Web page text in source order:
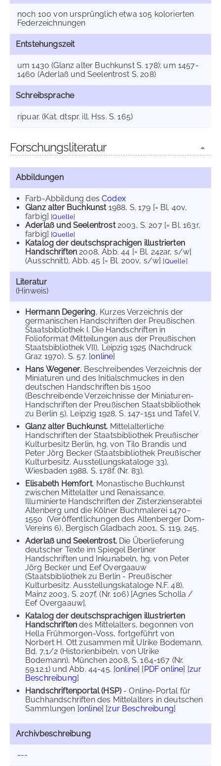
noch 100 von ursprünglich etwa 105 kolorierten
Federzeichnungen
Entstehungszeit
um 1430 (Glanz alter Buchkunst S. 178); um 1457-
1460 (Aderlaß und Seelentrost S. 208)
Schreibsprache
ripuar. (Kat. dtspr. ill. Hss. S. 165)
Forschungsliteratur
Abbildungen
Farb-Abbildung desCodex
Glanz alter Buchkunst1988, S. 179 [= Bl. 40v,
farbig] [Quelle]
Aderlaß und Seelentrost2003, S. 207 [= Bl. 163r,
farbig] [Quelle]
Katalog der deutschsprachigen illustrierten
Handschriften 2008, Abb. 44 [= Bl. 242ar, s/w]
(Ausschnitt), Abb. 45 [= Bl. 200v, s/w] [Quelle]
Literatur
(Hinweis)
Hermann Degering, Kurzes Verzeichnis der
germanischen Handschriften der Preußischen
Staatsbibliothek I. Die Handschriften in
Folioformat (Mitteilungen aus der Preußischen
Staatsbibliothek VII), Leipzig 1925 (Nachdruck
Graz 1970), S. 57. [online]
Hans Wegener, Beschreibendes Verzeichnis der
Miniaturen und des Initialschmuckes in den
deutschen Handschriften bis 1500
(Beschreibende Verzeichnisse der Miniaturen-
Handschriften der Preußischen Staatsbibliothek
zu Berlin 5), Leipzig 1928, S. 147-151 und Tafel V.
Glanz alter Buchkunst. Mittelalterliche
Handschriften der Staatsbibliothek Preußischer
Kulturbesitz Berlin, hg. von Tilo Brandis und
Peter Jörg Becker (Staatsbibliothek Preußischer
Kulturbesitz. Ausstellungskataloge 33),
Wiesbaden 1988, S. 178f. (Nr. 83).
Elisabeth Hemfort, Monastische Buchkunst
zwischen Mittelalter und Renaissance.
Illuminierte Handschriften der Zisterzienserabtei
Altenberg und die Kölner Buchmalerei 1470-
1550 (Veröffentlichungen des Altenberger Dom-
Vereins 6), Bergisch Gladbach 2001, S. 119, 245.
Aderlaß und Seelentrost.Die Überlieferung
deutscher Texte im Spiegel Berliner
Handschriften und Inkunabeln, hg. von Peter
Jörg Becker und Eef Overgaauw
(Staatsbibliothek zu Berlin - Preußischer
Kulturbesitz. Ausstellungskataloge N.F. 48),
Mainz 2003, S. 207f. (Nr. 106) [Agnes Scholla /
Eef Overgaauw].
Katalog der deutschsprachigen illustrierten
Handschriften des Mittelalters, begonnen von
Hella Frühmorgen-Voss, fortgeführt von
Norbert H. Ott zusammen mit Ulrike Bodemann,
Bd. 7,1/2 (Historienbibeln, von Ulrike
Bodemann), München 2008, S. 164-167 (Nr.
59.12.1) und Abb. 44-45. [online] [PDF online] [zur
Beschreibung]
Handschriftenportal (HSP)- Online-Portal für
Buchhandschriften des Mittelalters in deutschen
Sammlungen [online] [zur Beschreibung]
Archivbeschreibung
---